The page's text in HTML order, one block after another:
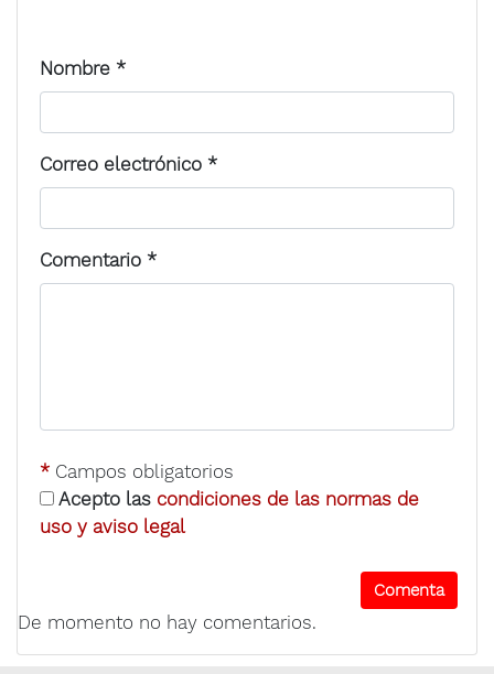
Nombre *
Correo electrónico *
Comentario *
* Campos obligatorios
Acepto las condiciones de las normas de
uso y aviso legal
De momento no hay comentarios.